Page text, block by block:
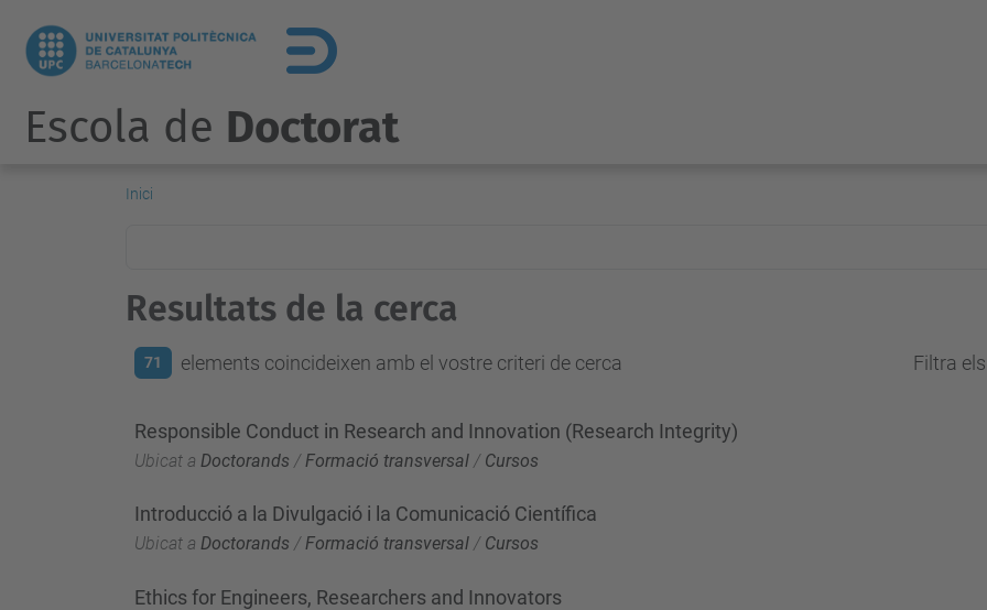
Escola de Doctorat
Inici
Resultats de la cerca
71 elements coincideixen amb el vostre criteri de cerca Filtra
Responsible Conduct in Research and Innovation (Research Integrity)
Ubicat a Doctorands / Formació transversal / Cursos
Introducció a la Divulgació i la Comunicació Científica
Ubicat a Doctorands /Formació transversal / Cursos
Ethics for Engineers, Researchers and Innovators